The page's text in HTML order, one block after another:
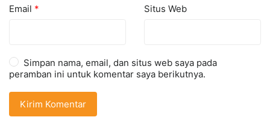
Email * Situs Web
Simpan nama, email, dan situs web saya pada
peramban ini untuk komentar saya berikutnya.